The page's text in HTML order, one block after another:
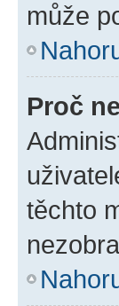
může
Proč
těchto